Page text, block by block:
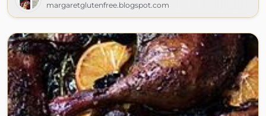
margaretglutenfree.blogspot.com